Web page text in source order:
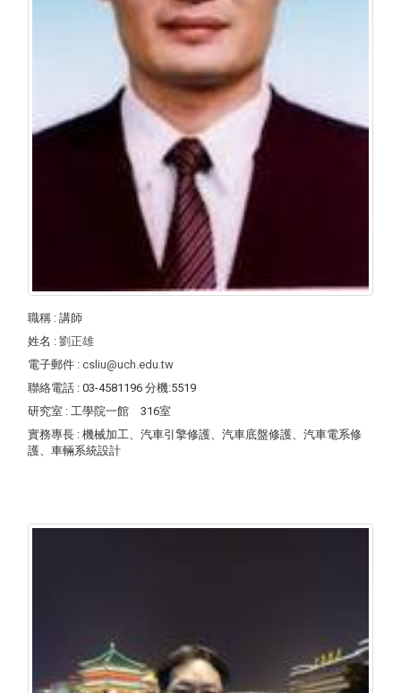
職稱 : 講師
姓名 : 劉正雄
電子郵件 : csliu@uch.edu.tw
聯絡電話 : 03-4581196 分機:5519
研究室 : 工學院一館 316室
實務專長 : 機械加工、汽車引擎修護、汽車底盤修護、汽車電系修
護、車輛系統設計